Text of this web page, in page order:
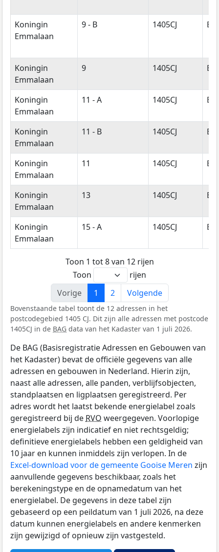
Koningin
Emmalaan
9 - B 1405CJ
Koningin
Emmalaan
9 1405CJ
Koningin
Emmalaan
11 - A 1405CJ
Koningin
Emmalaan
11 - B 1405CJ
Koningin
Emmalaan
11 1405CJ
Koningin
Emmalaan
13 1405CJ
Koningin
Emmalaan
15 - A 1405CJ
Toon 1 tot 8 van 12 rijen
Toon
rijen
Vorige
1 2 Volgende
Bovenstaande tabel toont de 12 adressen in het
postcodegebied 1405 CJ. Dit zijn alle adressen met postcode
1405CJ in de BAG data van het Kadaster van 1 juli 2026.
De BAG (Basisregistratie Adressen en Gebouwen van
het Kadaster) bevat de officiële gegevens van alle
adressen en gebouwen in Nederland. Hierin zijn,
naast alle adressen, alle panden, verblijfsobjecten,
standplaatsen en ligplaatsen geregistreerd. Per
adres wordt het laatst bekende energielabel zoals
geregistreerd bij de RVO weergegeven. Voorlopige
energielabels zijn indicatief en niet rechtsgeldig;
definitieve energielabels hebben een geldigheid van
10 jaar en kunnen inmiddels zijn verlopen. In de
Excel-download voor de gemeente Gooise Meren zijn
aanvullende gegevens beschikbaar, zoals het
berekeningstype en de opnamedatum van het
energielabel. De gegevens in deze tabel zijn
gebaseerd op een peildatum van 1 juli 2026, na deze
datum kunnen energielabels en andere kenmerken
zijn gewijzigd of opnieuw zijn vastgesteld.